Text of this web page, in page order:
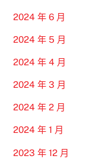
2024 年 6 月
2024 年 5 月
2024 年 4 月
2024 年 3 月
2024 年 2 月
2024 年 1 月
2023 年 12 月